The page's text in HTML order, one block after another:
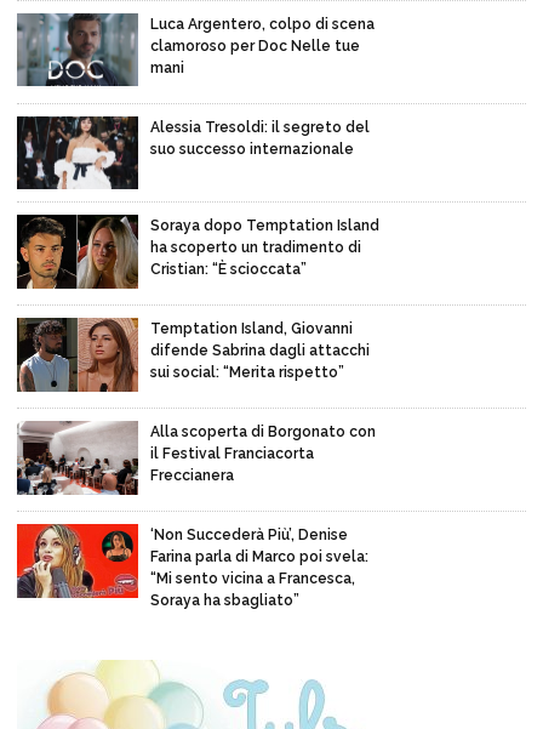
Luca Argentero, colpo di scena
clamoroso per Doc Nelle tue
mani
Alessia Tresoldi: il segreto del
suo successo internazionale
Soraya dopo Temptation Island
ha scoperto un tradimento di
Cristian: “È scioccata”
Temptation Island, Giovanni
difende Sabrina dagli attacchi
sui social: “Merita rispetto”
Alla scoperta di Borgonato con
il Festival Franciacorta
Freccianera
‘Non Succederà Più’, Denise
Farina parla di Marco poi svela:
“Mi sento vicina a Francesca,
Soraya ha sbagliato”